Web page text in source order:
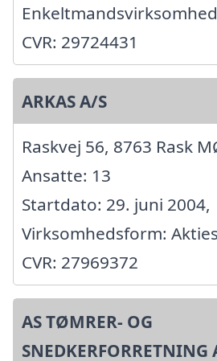
Enkeltmandsvirksomhed
CVR: 29724431
ARKAS A/S
Raskvej 56, 8763 Rask
Ansatte: 13
Startdato: 29. juni 2004,
Virksomhedsform:
CVR: 27969372
AS TØMRER- OG
SNEDKERFORRETNING